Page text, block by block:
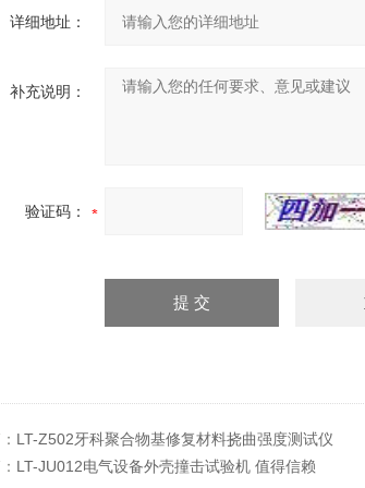
详细地址：
补充说明：
验证码：
LT-Z502牙科聚合物基修复材料挠曲强度测试仪
LT-JU012电气设备外壳撞击试验机 值得信赖